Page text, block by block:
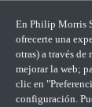
En Philip Morris
ofrecerte una
otras) a través
mejorar la web;
clic en
configuración.